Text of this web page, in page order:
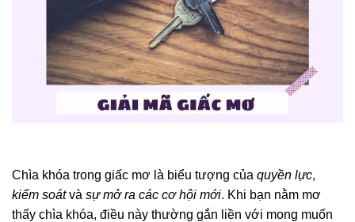
Chìa khóa trong giấc mơ là biểu tượng của quyền lực,
kiểm soátvà sự mở ra các cơ hội mới. Khi bạn nằm mơ
thấy chìa khóa, điều này thường gắn liền với mong muốn